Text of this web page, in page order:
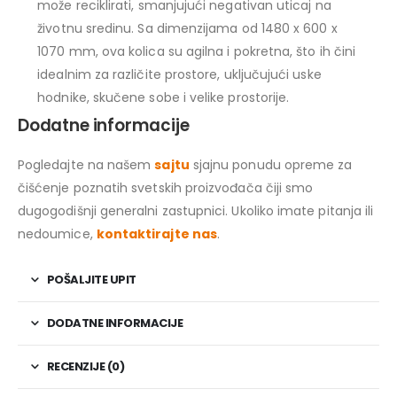
može reciklirati, smanjujući negativan uticaj na
životnu sredinu. Sa dimenzijama od 1480 x 600 x
1070 mm, ova kolica su agilna i pokretna, što ih čini
idealnim za različite prostore, uključujući uske
hodnike, skučene sobe i velike prostorije.
Dodatne informacije
Pogledajte na našemsajtu sjajnu ponudu opreme za
čišćenje poznatih svetskih proizvođača čiji smo
dugogodišnji generalni zastupnici. Ukoliko imate pitanja ili
nedoumice, kontaktirajte nas.
POŠALJITE UPIT
DODATNE INFORMACIJE
RECENZIJE (0)